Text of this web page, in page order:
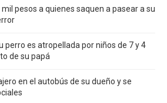
pesos a quienes saquen a pasear a su
perro es atropellada por niños de 7 y 4
de su papá
en el autobús de su dueño y se